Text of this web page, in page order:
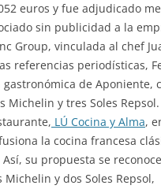
euros y fue adjudicado
sin publicidad a la
Group, vinculada al chef
referencias periodísticas,
de Aponiente,
Michelin y tres Soles Repsol.
LÚ Cocina y Alma,
la cocina francesa
su propuesta se
Michelin y dos Soles Repsol,